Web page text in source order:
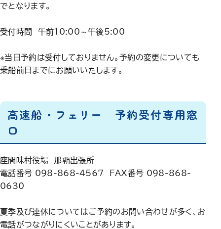
でとなります。
受付時間 午前10:00～午後5:00
※当日予約は受付しておりません。予約の変更についても
乗船前日までにお願いいたします。
高速船・フェリー 予約受付専用窓
口
座間味村役場 那覇出張所
電話番号 098-868-4567 FAX番号 098-868-
0630
夏季及び連休についてはご予約のお問い合わせが多く、お
電話がつながりにくいことがあります。